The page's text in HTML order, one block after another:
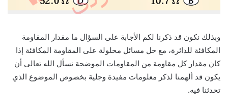
وبذلك نكون قد ذكرنا لكم الأجابة على السؤال ما مقدار المقاومة
المكافئة للدائرة، مع حل مسائل محلولة على المقاومة المكافئة إذا
كان مقدار كل مقاومة من المقاومات الموضحة نسأل الله تعالى أن
يكون قد ألهمنا لذكر معلومات مفيدة وجلية بخصوص الموضوع الذي
تحدثنا فيه.